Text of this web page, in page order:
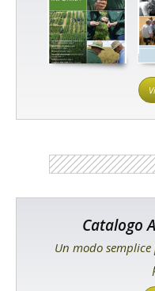
Catalogo
Un modo